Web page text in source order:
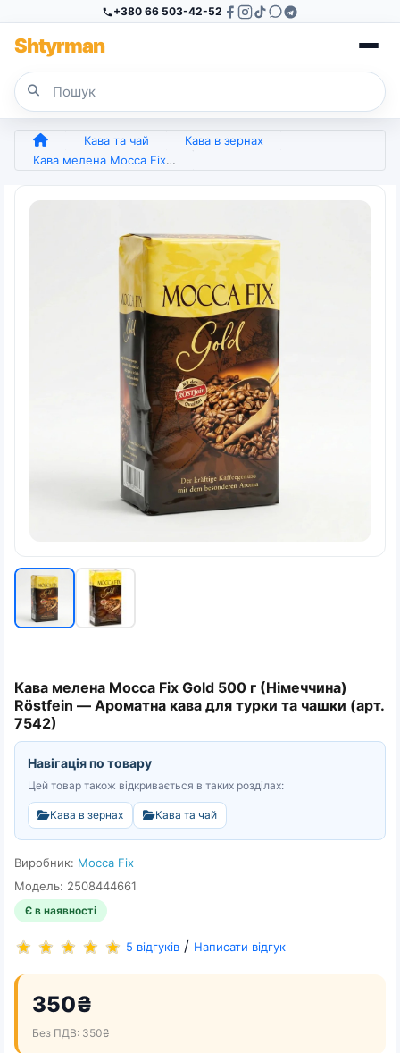
+380 66 503-42-52
Shtyrman
Кава та чай
Кава в зернах
Кава мелена Mocca Fix Gold 500 г (Німеччина) Röstfein — Ароматна кава для турки та чашки (арт. 7542)
Кава мелена Mocca Fix Gold 500 г (Німеччина)
Röstfein — Ароматна кава для турки та чашки (арт.
7542)
Навігація по товару
Цей товар також відкривається в таких розділах:
Кава в зернах Кава та чай
Виробник: Mocca Fix
Модель: 2508444661
Є в наявності
5 відгуків / Написати відгук
350₴
Без ПДВ: 350₴